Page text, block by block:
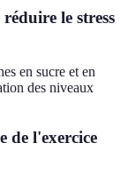
le stress
en sucre et en
des niveaux
de l'exercice